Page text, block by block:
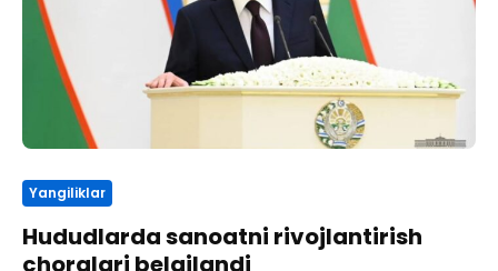
Yangiliklar
Hududlarda sanoatni rivojlantirish
choralari belgilandi